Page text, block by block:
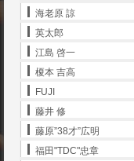
海老原 諒
英太郎
江島 啓一
榎本 吉高
FUJI
藤井 修
藤原”38才”広明
福田"TDC"忠章